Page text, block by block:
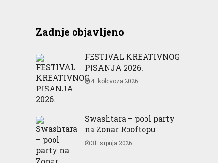
Zadnje objavljeno
FESTIVAL KREATIVNOG
PISANJA 2026.
4. kolovoza 2026.
Swashtara – pool party
na Zonar Rooftopu
31. srpnja 2026.